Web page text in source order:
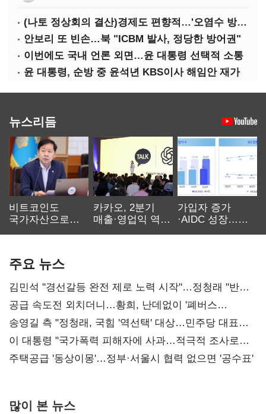
(나토 정상회의 결산)경제도 편향적…'오염수 방류'만 용인
안보리 또 빈손…북 "ICBM 발사, 정당한 방어권"
이번에도 국내 언론 외면…윤 대통령 선택적 소통
윤 대통령, 순방 중 윤석년 KBS이사 해임안 재가
뉴스리듬
비트코인도
국가자산으로…'
카카오, 2분기
매출·영업익 역대
가입자 증가
·AIDC 성장…
주요 뉴스
김민석 "경선갈등 완전 제로 노력 시작"…정청래 "반명
공세 사과부터 해야"
공급 속도전 외치더니…황희, 난데없이 '폐버스
리모델링' 제안
송영길 측 "정청래, 국힘 '역선택' 대상…민주당 대표로
총선 지휘 못해"
이 대통령 "국가폭력 피해자에 사과…적극적 조사로
진실 밝혀야"
주택공급 '동상이몽'…정부·서울시 협력 없으면 '공수표'
많이 본 뉴스